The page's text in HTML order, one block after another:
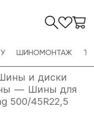
ШИНОМОНТАЖ
и диски
— Шины для
500/45R22,5